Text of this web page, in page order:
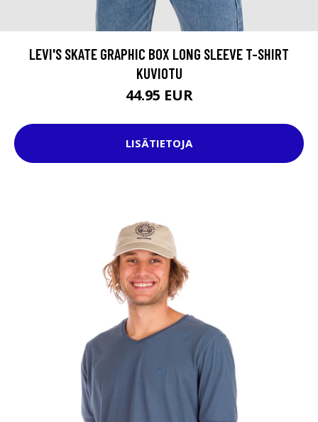
LEVI'S SKATE GRAPHIC BOX LONG SLEEVE T-SHIRT
KUVIOTU
44.95 EUR
LISÄTIETOJA